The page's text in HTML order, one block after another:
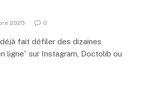
2025 0
fait défiler des dizaines
ligne” sur Instagram, Doctolib ou